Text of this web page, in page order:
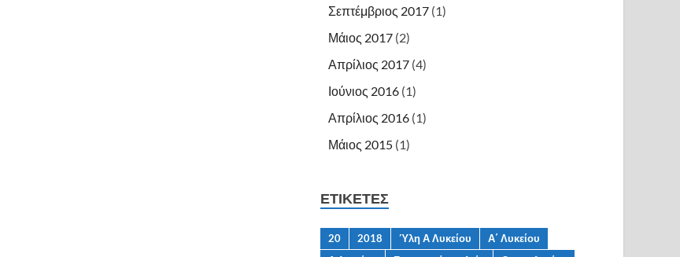
Σεπτέμβριος 2017 (1)
Μάιος 2017 (2)
Απρίλιος 2017 (4)
Ιούνιος 2016 (1)
Απρίλιος 2016 (1)
Μάιος 2015 (1)
ΕΤΙΚΈΤΕΣ
20 2018 Ύλη Α Λυκείου
Α΄ Λυκείου